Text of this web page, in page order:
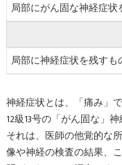
局部にがん固な神経症状
局部に神経症状を残すも
神経症状とは、「痛み」
12級13号の「がん固な」
それは、医師の他覚的な
像や神経の検査の結果、